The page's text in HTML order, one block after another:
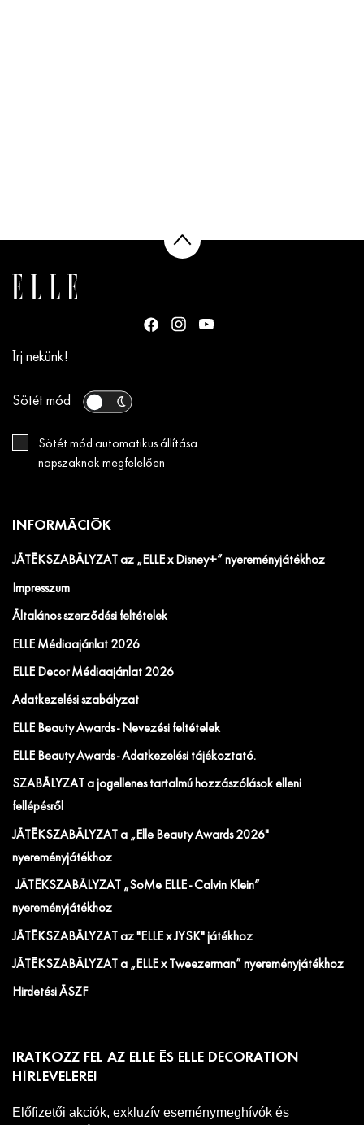
Írj nekünk!
Sötét mód
Sötét mód automatikus állítása
napszaknak megfelelően
INFORMÁCIÓK
JÁTÉKSZABÁLYZAT az „ELLE x Disney+” nyereményjátékhoz
Impresszum
Általános szerződési feltételek
ELLE Médiaajánlat 2026
ELLE Decor Médiaajánlat 2026
Adatkezelési szabályzat
ELLE Beauty Awards - Nevezési feltételek
ELLE Beauty Awards - Adatkezelési tájékoztató.
SZABÁLYZAT a jogellenes tartalmú hozzászólások elleni
fellépésről
JÁTÉKSZABÁLYZAT a „Elle Beauty Awards 2026"
nyereményjátékhoz
JÁTÉKSZABÁLYZAT „SoMe ELLE - Calvin Klein”
nyereményjátékhoz
JÁTÉKSZABÁLYZAT az "ELLE x JYSK" játékhoz
JÁTÉKSZABÁLYZAT a „ELLE x Tweezerman” nyereményjátékhoz
Hirdetési ÁSZF
IRATKOZZ FEL AZ ELLE ÉS ELLE DECORATION
HÍRLEVELÉRE!
Előfizetői akciók, exkluzív eseménymeghívók és